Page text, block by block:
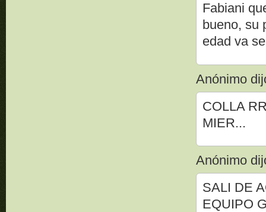
Fabiani
bueno, su
edad va
Anónimo
COLLA
MIER...
Anónimo
SALI DE
EQUIPO